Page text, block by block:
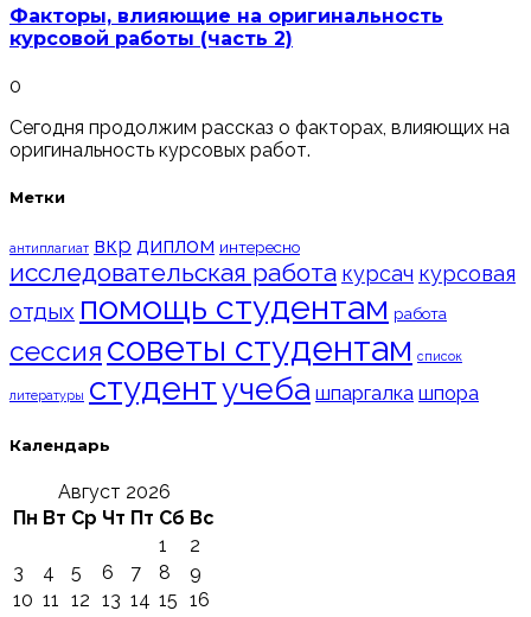
Факторы, влияющие на оригинальность
курсовой работы (часть 2)
0
Сегодня продолжим рассказ о факторах, влияющих на
оригинальность курсовых работ.
Метки
антиплагиат вкр диплом интересно
исследовательская работа курсач курсовая
отдых помощь студентам работа
сессия советы студентам список
литературы студентучеба шпаргалка шпора
Календарь
Август 2026
Пн Вт Ср Чт Пт Сб Вс
1
2
3
4 5 6 7 8
9
10 11 12 13 14 15 16